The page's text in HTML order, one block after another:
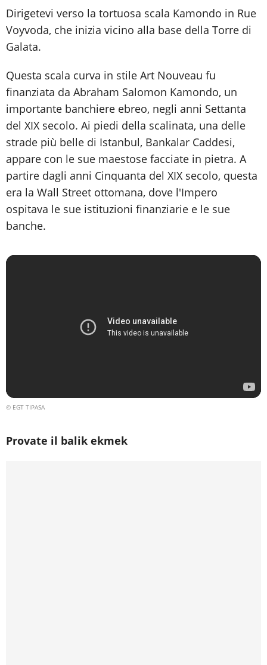
Dirigetevi verso la tortuosa scala Kamondo in Rue
Voyvoda, che inizia vicino alla base della Torre di
Galata.
Questa scala curva in stile Art Nouveau fu
finanziata da Abraham Salomon Kamondo, un
importante banchiere ebreo, negli anni Settanta
del XIX secolo. Ai piedi della scalinata, una delle
strade più belle di Istanbul, Bankalar Caddesi,
appare con le sue maestose facciate in pietra. A
partire dagli anni Cinquanta del XIX secolo, questa
era la Wall Street ottomana, dove l'Impero
ospitava le sue istituzioni finanziarie e le sue
banche.
© EGT TIPASA
Provate il balik ekmek